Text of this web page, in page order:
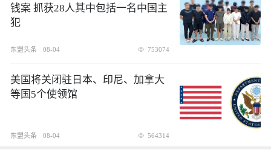
钱案 抓获28人其中包括一名中国主
犯
东盟头条 08-04 753074
美国将关闭驻日本、印尼、加拿大
等国5个使领馆
东盟头条 08-04 564314